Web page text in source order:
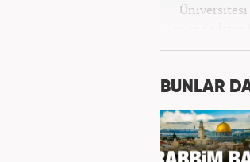
Üniversitesi
yılında
BUNLAR